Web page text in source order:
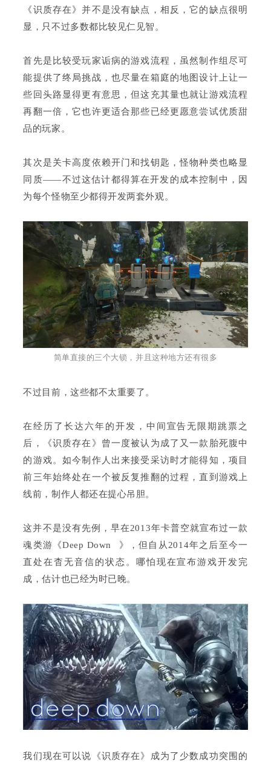
《识质存在》并不是没有缺点，相反，它的缺点很明
显，只不过多数都比较见仁见智。
首先是比较受玩家诟病的游戏流程，虽然制作组尽可
能提供了终局挑战，也尽量在箱庭的地图设计上让一
些回头路显得更有意思，但这充其量也就让游戏流程
再翻一倍，它也许更适合那些已经更愿意尝试优质甜
品的玩家。
其次是关卡高度依赖开门和找钥匙，怪物种类也略显
同质——不过这估计都得算在开发的成本控制中，因
为每个怪物至少都得开发两套外观。
简单直接的三个大锁，并且这种地方还有很多
不过目前，这些都不太重要了。
在经历了长达六年的开发，中间宣告无限期跳票之
后，《识质存在》曾一度被认为成了又一款胎死腹中
的游戏。如今制作人出来接受采访时才能得知，项目
前三年始终处在一个被反复推翻的过程，直到游戏上
线前，制作人都还在提心吊胆。
这并不是没有先例，早在2013年卡普空就宣布过一款
魂类游《Deep Down
》，但自从2014年之后至今一
直处在杳无音信的状态。哪怕现在宣布游戏开发完
成，估计也已经为时已晚。
我们现在可以说《识质存在》成为了少数成功突围的